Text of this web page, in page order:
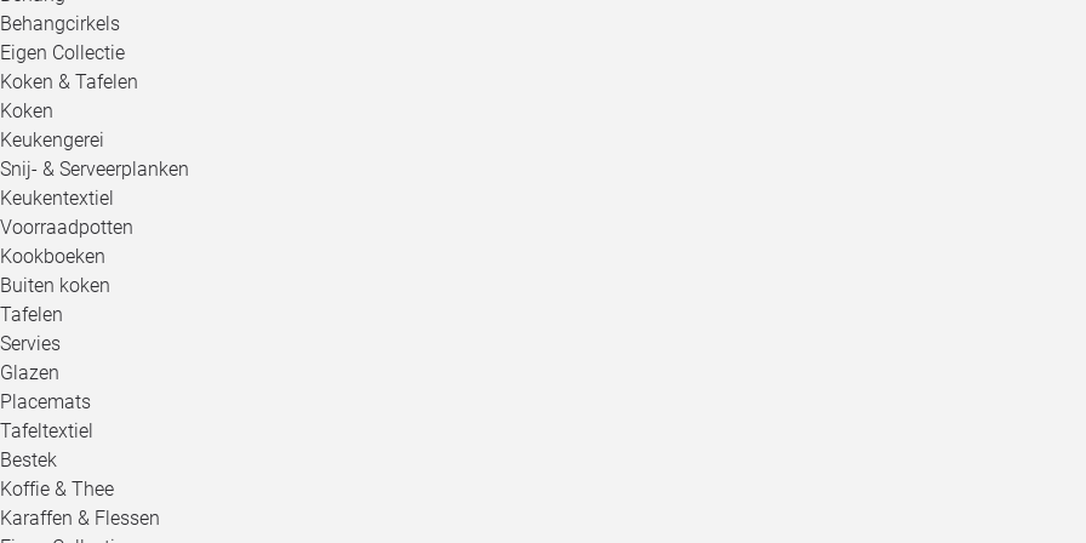
Behangcirkels
Eigen Collectie
Koken & Tafelen
Koken
Keukengerei
Snij- & Serveerplanken
Keukentextiel
Voorraadpotten
Kookboeken
Buiten koken
Tafelen
Servies
Glazen
Placemats
Tafeltextiel
Bestek
Koffie & Thee
Karaffen & Flessen